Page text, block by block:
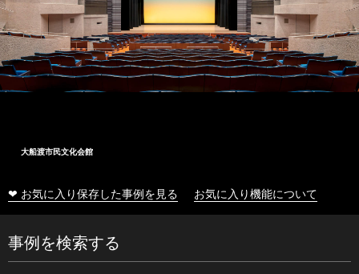
大船渡市民文化会館
❤ お気に入り保存した事例を見る お気に入り機能について
事例を検索する